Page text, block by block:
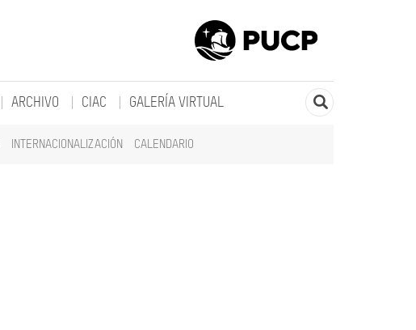
INTERNACIONALIZACIÓN CALENDARIO
ARCHIVO CIAC GALERÍA VIRTUAL